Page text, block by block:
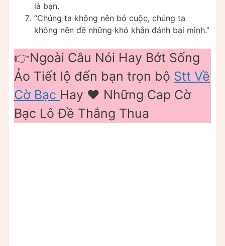
là bạn.
“Chúng ta không nên bỏ cuộc, chúng ta
không nên đề những khó khăn đánh bại mình.”
👉Ngoài Câu Nói Hay Bớt Sống
Ảo Tiết lộ đến bạn trọn bộ Stt Về
Cờ Bạc Hay ❤️ Những Cap Cờ
Bạc Lô Đề Thắng Thua